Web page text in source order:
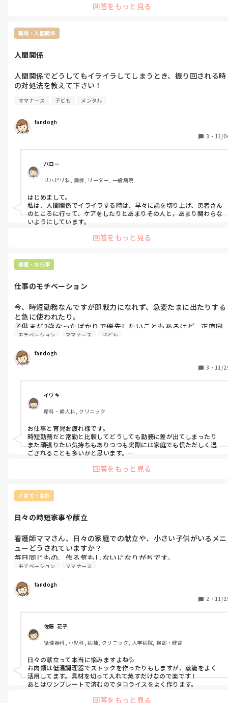
回答をもっと見る
職場・人間関係
人間関係
人間関係でどうしてもイライラしてしまうとき、振り回される時
ママナース 子ども メンタル
fandogh
3 ・ 12/
バロー
リハビリ科, 病棟, リーダー, 一般病院
はじめまして。
私は、人間関係でイライラする時は、早々に話を切り上げ、患者さん
のところに行って、ケアをしたりとあまりその人と，あまり関わらな
いようにしています。
回答をもっと見る
看護・お仕事
仕事のモチベーション
今、時短勤務なんですが即戦力になれず、急変たまに出たりする
と急に使われたり。
子供まだ2歳なったばかりで優先したいこともあるけど、正直同
じことの繰り返しだしモチベーションが下がることも。
まつのみです。
ここでオンコールやったりしながら正社員になるのか。。
モチベーション ママナース 子ども
fandogh
3 ・ 11/
イワキ
産科・婦人科, クリニック
お仕事と育児お疲れ様です。
時短勤務だと常勤と比較してどうしても勤務に差が出てしまったり
また頑張りたい気持ちもありつつも実際には家庭でも慌ただしく過
ごされることも多いかと思います。
っきり自分らしく過ごすのは難しいですか？
が幼くパートです。それこそ毎日同じことの繰り返し看護力よりも院
でも自分の中で今は子供が第一優先なので職場では適度に肩の力を
抜いて過ごしています。このままでいいのかな…と悩んだこともあり
したが、子供の手が離れていくのは嬉しい反面さみしい気持ちもあ
ります。
働くママって本当に大変ですよね。
て遅くないと思います。応援しています！
回答をもっと見る
子育て・家庭
日々の時短家事や献立
看護師ママさん、日々の家庭での献立や、小さい子供がいるメニ
ューどうされていますか？
毎日同じもの、作る気もしないになりがちです。
家事なども時短でどうしたらできるか考えてます。
モチベーション ママナース
fandogh
2 ・ 11/
佐藤  花子
循環器科, 小児科, 病棟, クリニック, 大学病院, 検診・健診
日々の献立って本当に悩みますよね💦
お肉類は低温調理器でストックを作ったりもしますが、蒸籠をよく
活用してます。具材を切って入れて蒸すだけなので楽です！
あとはワンプレートで済むのでタコライスをよく作ります。
回答をもっと見る